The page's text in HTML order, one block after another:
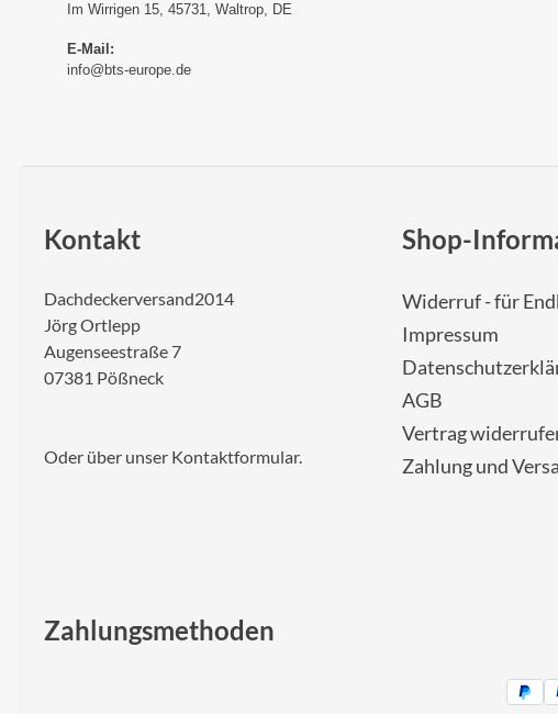
Im Wirrigen 15, 45731, Waltrop, DE
E-Mail:
info@bts-europe.de
Kontakt
Dachdeckerversand2014
Jörg Ortlepp
Augenseestraße 7
07381 Pößneck
Oder über unser Kontaktformular.
Shop-
Widerruf - für
Impressum
AGB
Vertrag
Zahlung und
Zahlungsmethoden